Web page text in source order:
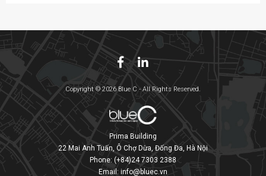
Copyright © 2026 Blue C - All Rights Reserved.
Prima Building
22 Mai Anh Tuấn, Ô Chợ Dừa, Đống Đa, Hà Nội
Phone: (+84)24 7303 2388
Email: info@bluec.vn